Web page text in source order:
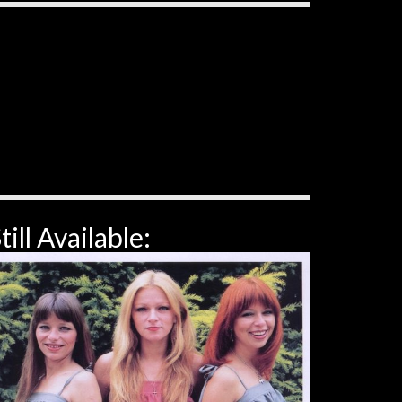
Available: